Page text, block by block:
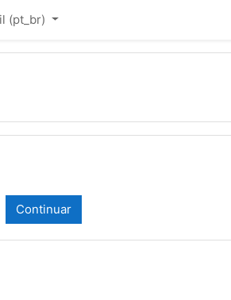
‎(pt_br)‎
Continuar